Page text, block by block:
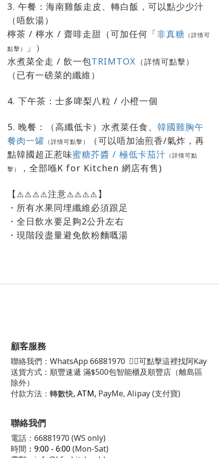
3. 午餐：海南雞飯走皮、轉白飯，可以點少少汁
（唔飲湯）
檸茶 / 檸水 / 齋啡走甜（可加任何「非真糖 （詳情可
點擊）
」）
水煮菜全走 / 飲一包TRIMTOX （詳情可點擊）
（已有一磅菜的纖維）
4. 下午茶：士多啤梨八粒 / 小橙一個
5. 晚餐：（高纖低卡）水煮菜任食、 韓國雞胸午
餐肉一罐 （詳情可點擊）
（可以唔加油煎香/氣炸，再
點韓國超正惹味蜜糖芥醬 / 極低卡茄汁 （詳情可點
擊）
，全部喺K for Kitchen 網店有售)
【⚠️⚠️⚠️⚠️注意⚠️⚠️⚠️⚠️】
・所有水果同埋纖維必須跟足
・全日飲水要足夠2公升左右
・現階段盡量避免飲粉麵嘅湯
顧客服務
聯絡我們： WhatsApp 66881970 👈🏻可點擊這裡找阿Kay
送貨方式：順豐速遞 滿$500包智能櫃及順豐店（離島區
除外）
付款方法： 轉數快, ATM, PayMe, Alipay (支付寶)
聯絡我們
電話：66881970 (WS only)
時間 ：9:00 - 6:00(Mon-Sat)